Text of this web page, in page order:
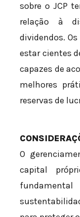
sobre o JCP
relação à
dividendos.
estar cientes
capazes de
melhores
reservas de
O
capital